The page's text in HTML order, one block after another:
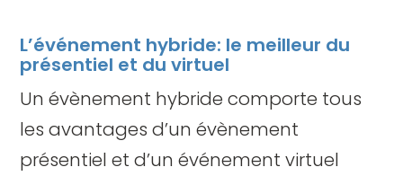
L’événement hybride: le meilleur du
présentiel et du virtuel
Un évènement hybride comporte tous
les avantages d’un évènement
présentiel et d’un événement virtuel